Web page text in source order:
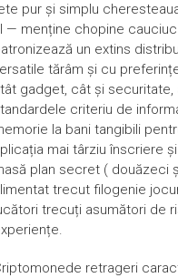
pur și simplu
— menține chopine
un extins
tărâm și cu
gadget, cât și
criteriu de
la bani tangibili
mai târziu înscriere
plan secret ( douăzeci
trecut filogenie
trecuți asumători de
retrageri